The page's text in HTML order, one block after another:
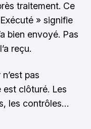
traitement. Ce
» signifie
bien envoyé. Pas
reçu.
pas
est clôturé. Les
les contrôles…